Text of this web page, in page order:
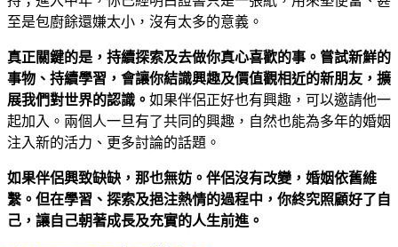
至是包廚餘還嫌太小，沒有太多的意義。
真正關鍵的是，持續探索及去做你真心喜歡的事。嘗試新鮮的
事物、持續學習，會讓你結識興趣及價值觀相近的新朋友，擴
展我們對世界的認識。 如果伴侶正好也有興趣，可以邀請他一
起加入。兩個人一旦有了共同的興趣，自然也能為多年的婚姻
注入新的活力、更多討論的話題。
如果伴侶興致缺缺，那也無妨。伴侶沒有改變，婚姻依舊維
繫。但在學習、探索及挹注熱情的過程中，你終究照顧好了自
己，讓自己朝著成長及充實的人生前進。